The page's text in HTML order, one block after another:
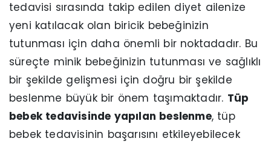
tedavisi sırasında takip edilen diyet ailenize
yeni katılacak olan biricik bebeğinizin
tutunması için daha önemli bir noktadadır. Bu
süreçte minik bebeğinizin tutunması ve sağlıklı
bir şekilde gelişmesi için doğru bir şekilde
beslenme büyük bir önem taşımaktadır. Tüp
bebek tedavisinde yapılan beslenme, tüp
bebek tedavisinin başarısını etkileyebilecek